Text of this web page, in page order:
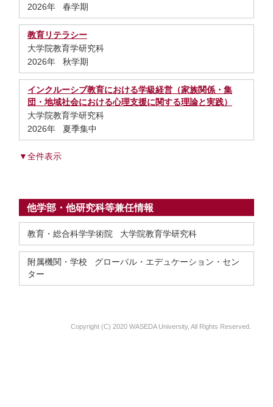
2026年 春学期
教育リテラシー
大学院教育学研究科
2026年 秋学期
インクルーシブ教育における学級経営（家族関係・集
団・地域社会における心理支援に関する理論と実践）
大学院教育学研究科
2026年 夏季集中
▼全件表示
他学部・他研究科等兼任情報
教育・総合科学学術院 大学院教育学研究科
附属機関・学校 グローバル・エデュケーション・セン
ター
Copyright (C) 2020 WASEDA University, All Rights Reserved.